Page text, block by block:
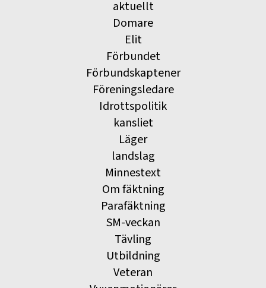
aktuellt
Domare
Elit
Förbundet
Förbundskaptener
Föreningsledare
Idrottspolitik
kansliet
Läger
landslag
Minnestext
Om fäktning
Parafäktning
SM-veckan
Tävling
Utbildning
Veteran